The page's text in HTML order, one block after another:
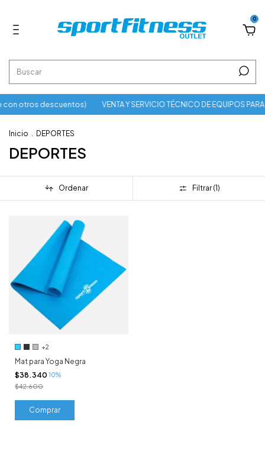
0
con otros descuentos) VENTA Y SERVICIO TÉCNICO DE EQUIPOS
Inicio DEPORTES
DEPORTES
Ordenar Filtrar (1)
+2
Mat para Yoga Negra
$38.340 10%
$42.600
Comprar